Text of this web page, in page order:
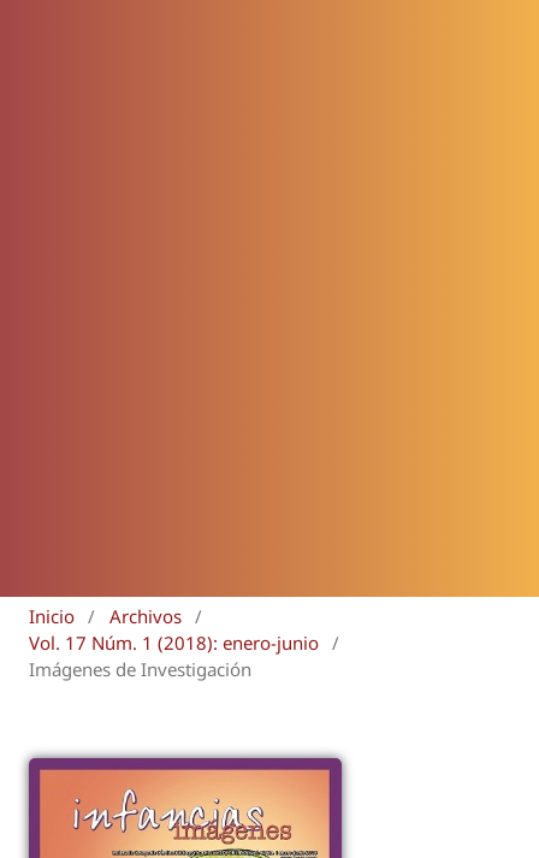
Inicio / Archivos /
Vol. 17 Núm. 1 (2018): enero-junio /
Imágenes de Investigación